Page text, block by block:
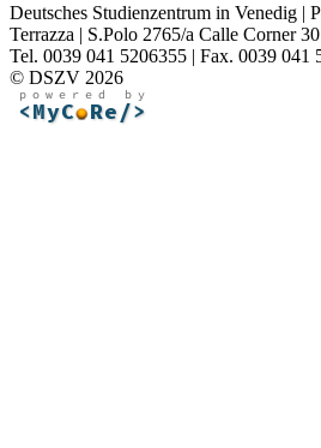
Deutsches Studienzentrum in Venedig |
Terrazza | S.Polo 2765/a Calle Corner
Tel. 0039 041 5206355 | Fax. 0039 041
© DSZV 2026